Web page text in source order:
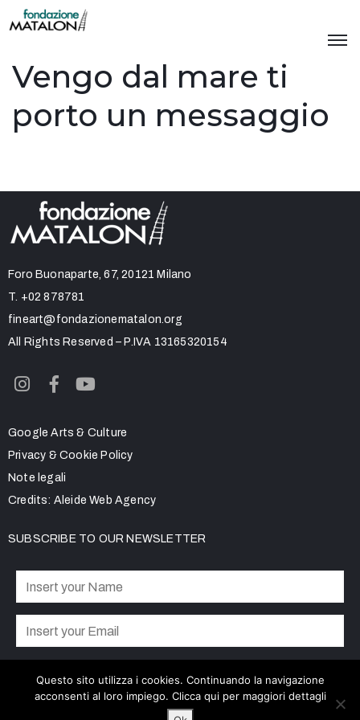
Vengo dal mare ti
porto un messaggio
Foro Buonaparte, 67, 20121 Milano
T. +02 878781
fineart@fondazionematalon.org
All Rights Reserved – P.IVA 13165320154
Google Arts & Culture
Privacy & Cookie Policy
Note legali
Credits: Aleide Web Agency
SUBSCRIBE TO OUR NEWSLETTER
Questo sito utilizza i cookies. Continuando la navigazione
acconsenti al loro impiego. Clicca quiper maggiori dettagli